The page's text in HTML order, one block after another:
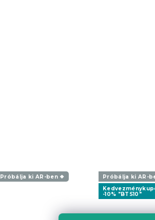
Próbálja ki AR-ben ❖
Próbálja ki AR-
-10% "BTS10"